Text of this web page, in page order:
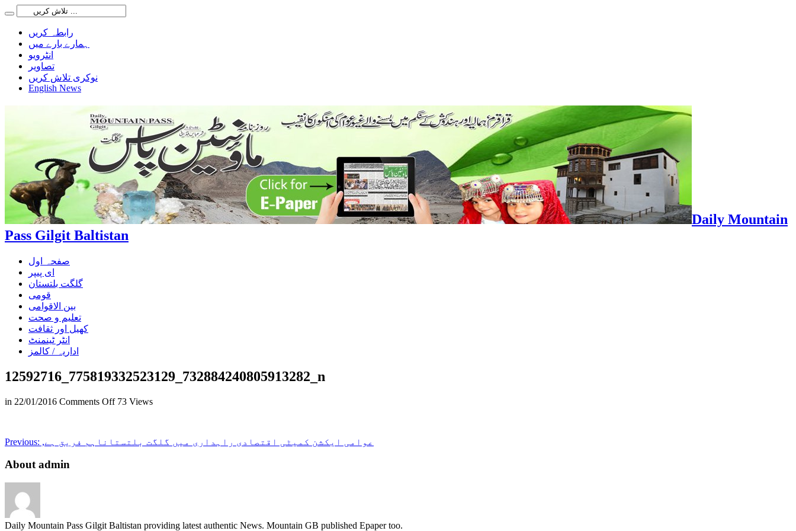
رابطہ کریں
ہمارے بارے میں
انٹرویو
تصاویر
نوکری تلاش کریں
English News
Daily Mountain
Pass Gilgit Baltistan
صفحہ اول
ای پیپر
گلگت بلتستان
قومی
بین الاقوامی
تعلیم و صحت
کھیل اور ثقافت
انٹر ٹینمنٹ
اداریہ / کالمز
12592716_775819332523129_732884240805913282_n
in 22/01/2016 Comments Offon73 Views
Previous: ,عوامی ایکشن کمیٹی اقتصادی راہداری میں گلگت بلتستاناہم فریق ہے
About admin
Daily Mountain Pass Gilgit Baltistan providing latest authentic News. Mountain GB published Epaper too.